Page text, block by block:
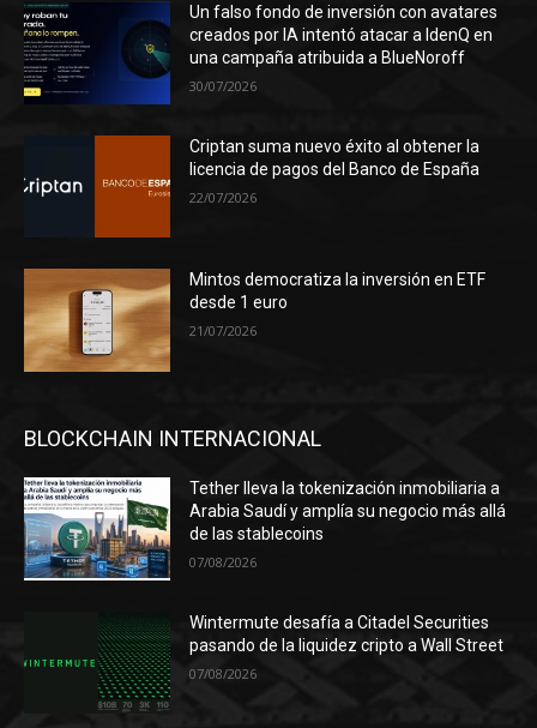
Un falso fondo de inversión con avatares
creados por IA intentó atacar a IdenQ en
una campaña atribuida a BlueNoroff
30/07/2026
Criptan suma nuevo éxito al obtener la
licencia de pagos del Banco de España
22/07/2026
Mintos democratiza la inversión en ETF
desde 1 euro
21/07/2026
BLOCKCHAIN INTERNACIONAL
Tether lleva la tokenización inmobiliaria a
Arabia Saudí y amplía su negocio más allá
de las stablecoins
07/08/2026
Wintermute desafía a Citadel Securities
pasando de la liquidez cripto a Wall Street
07/08/2026